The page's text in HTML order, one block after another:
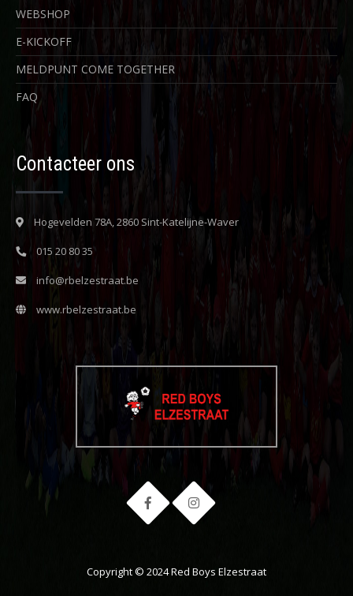
WEBSHOP
E-KICKOFF
MELDPUNT COME TOGETHER
FAQ
Contacteer ons
Hogevelden 78A, 2860 Sint-Katelijne-Waver
015 20 80 35
info@rbelzestraat.be
www.rbelzestraat.be
Copyright © 2024 Red Boys Elzestraat